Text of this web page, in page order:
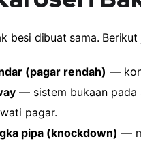
besi dibuat sama.
(pagar rendah) —
— sistem bukaan pada
pagar.
pipa (knockdown) —